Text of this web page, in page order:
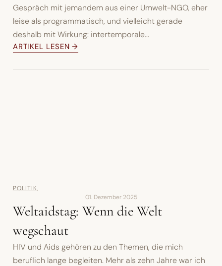
Gespräch mit jemandem aus einer Umwelt-NGO, eher
leise als programmatisch, und vielleicht gerade
deshalb mit Wirkung: intertemporale...
ARTIKEL LESEN →
POLITIK,
01. Dezember 2025
Weltaidstag: Wenn die Welt
wegschaut
HIV und Aids gehören zu den Themen, die mich
beruflich lange begleiten. Mehr als zehn Jahre war ich